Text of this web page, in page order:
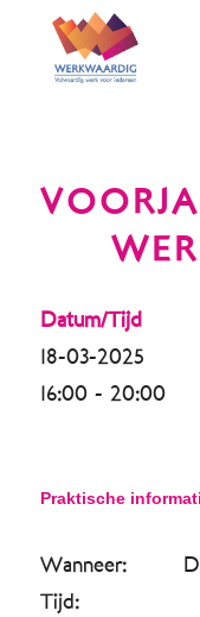
Datum/Tijd
18-03-2025
16:00 - 20:00
Praktische
Wanneer:
Tijd: